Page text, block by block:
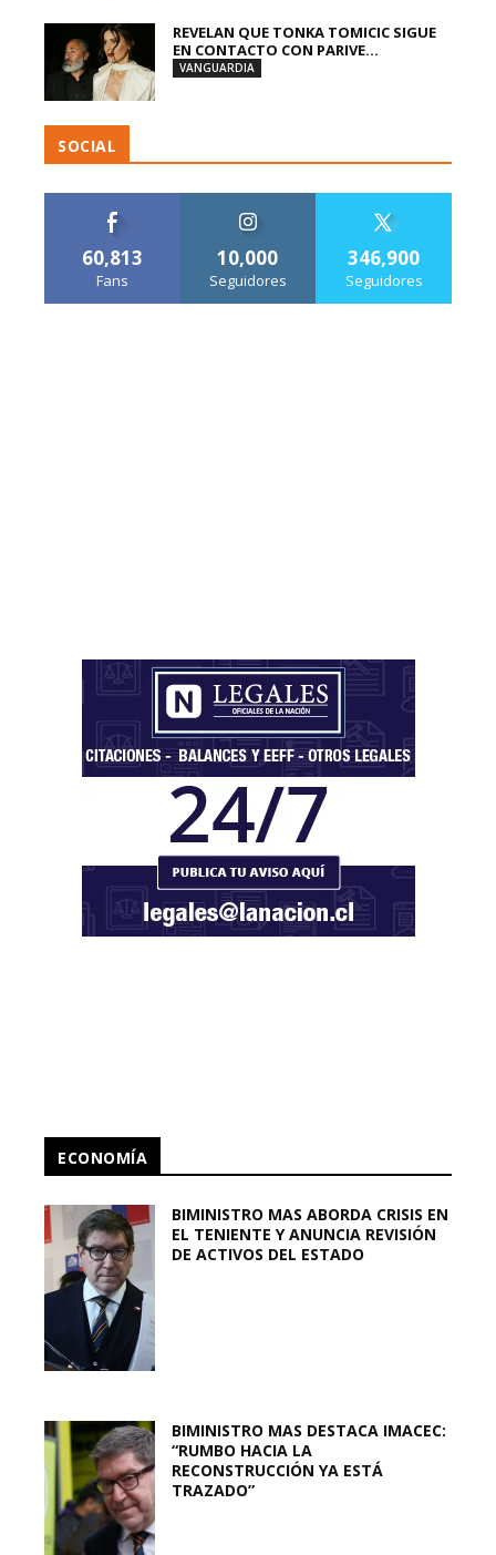
REVELAN QUE TONKA TOMICIC SIGUE
EN CONTACTO CON PARIVE...
VANGUARDIA
SOCIAL
60,813
Fans
10,000
Seguidores
346,900
Seguidores
ECONOMÍA
BIMINISTRO MAS ABORDA CRISIS EN
EL TENIENTE Y ANUNCIA REVISIÓN
DE ACTIVOS DEL ESTADO
BIMINISTRO MAS DESTACA IMACEC:
“RUMBO HACIA LA
RECONSTRUCCIÓN YA ESTÁ
TRAZADO”